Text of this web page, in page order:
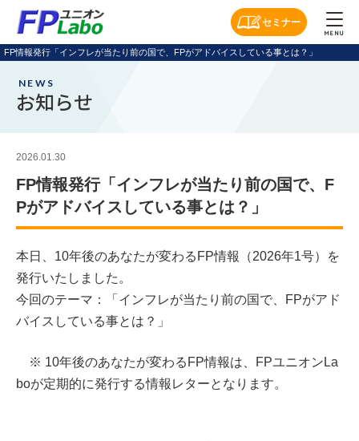
セミナー
MENU
FP情報発行「インフレが当たり前の国で、FPがアドバイスしている事とは？」
NEWS
お知らせ
2026.01.30
FP情報発行「インフレが当たり前の国で、F
Pがアドバイスしている事とは？」
本日、10年後のあなたが変わるFP情報（2026年1号）を
発行いたしました。
今回のテーマ：「インフレが当たり前の国で、FPがアド
バイスしている事とは？」
※ 10年後のあなたが変わるFP情報は、FPユニオンLa
boが定期的に発行する情報レターとなります。